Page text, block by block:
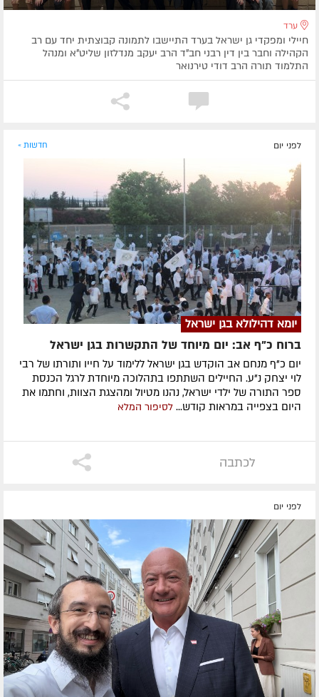
ערד
חיילי ומפקדי גן ישראל בערד התיישבו לתמונה קבוצתית יחד עם רב
הקהילה וחבר בין דין רבני חב"ד הרב יעקב מנדלזון שליט"א ומנהל
התלמוד תורה הרב דודי טירנואר
לפני יום חדשות »
יומא דהילולא בגן ישראל
ברוח כ"ף אב: יום מיוחד של התקשרות בגן ישראל
יום כ"ף מנחם אב הוקדש בגן ישראל ללימוד על חייו ותורתו של רבי
לוי יצחק נ"ע. החיילים השתתפו בתהלוכה מיוחדת לרגל הכנסת
ספר התורה של ילדי ישראל, נהנו מטיול ומהצגת הצוות, וחתמו את
היום בצפייה במראות קודש... לסיפור המלא
לכתבה
לפני יום